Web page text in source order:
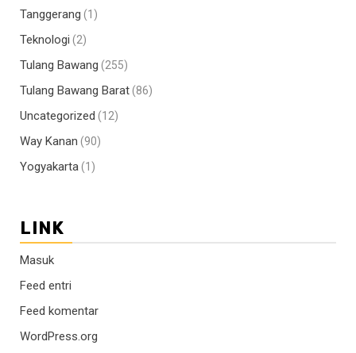
Tanggerang (1)
Teknologi (2)
Tulang Bawang (255)
Tulang Bawang Barat(86)
Uncategorized (12)
Way Kanan (90)
Yogyakarta(1)
LINK
Masuk
Feed entri
Feed komentar
WordPress.org